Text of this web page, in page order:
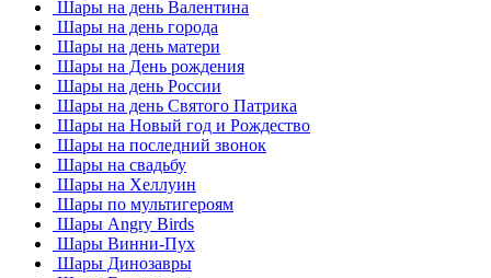
Шары на день Валентина
Шары на день города
Шары на день матери
Шары на День рождения
Шары на день России
Шары на день Святого Патрика
Шары на Новый год и Рождество
Шары на последний звонок
Шары на свадьбу
Шары на Хеллуин
Шары по мультигероям
Шары Angry Birds
Шары Винни-Пух
Шары Динозавры